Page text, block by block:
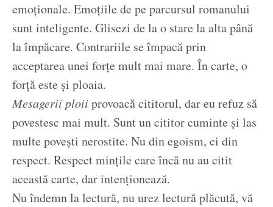
emoționale. Emoțiile de pe parcursul romanului
sunt inteligente. Glisezi de la o stare la alta până
la împăcare. Contrariile se împacă prin
acceptarea unei forțe mult mai mare. În carte, o
forță este și ploaia.
Mesagerii ploiiprovoacă cititorul, dar eu refuz să
povestesc mai mult. Sunt un cititor cuminte și las
multe povești nerostite. Nu din egoism, ci din
respect. Respect mințile care încă nu au citit
această carte, dar intenționează.
Nu îndemn la lectură, nu urez lectură plăcută, vă